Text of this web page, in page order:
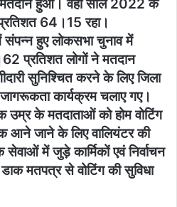
हुआ। वहीं साल 2022 के
64।15 रहा।
संपन्न हुए लोकसभा चुनाव में
प्रतिशत लोगों ने मतदान
सुनिश्चित करने के लिए जिला
जागरूकता कार्यक्रम चलाए गए।
उम्र के मतदाताओं को होम वोटिंग
आने जाने के लिए वालियंटर की
में जुड़े कार्मिकों एवं निर्वाचन
मतपत्र से वोटिंग की सुविधा